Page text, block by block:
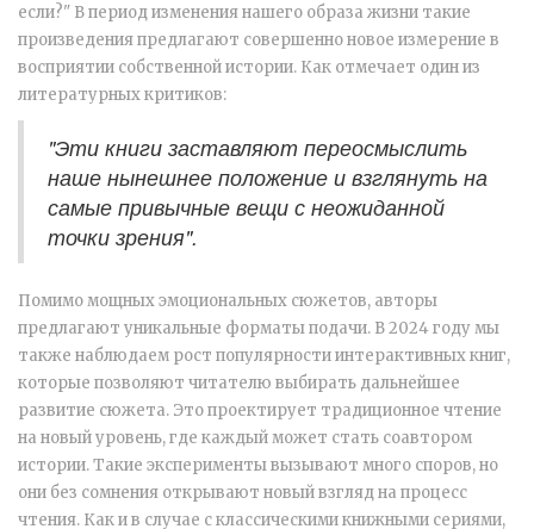
если?" В период изменения нашего образа жизни такие
произведения предлагают совершенно новое измерение в
восприятии собственной истории. Как отмечает один из
литературных критиков:
"Эти книги заставляют переосмыслить
наше нынешнее положение и взглянуть на
самые привычные вещи с неожиданной
точки зрения".
Помимо мощных эмоциональных сюжетов, авторы
предлагают уникальные форматы подачи. В 2024 году мы
также наблюдаем рост популярности интерактивных книг,
которые позволяют читателю выбирать дальнейшее
развитие сюжета. Это проектирует традиционное чтение
на новый уровень, где каждый может стать соавтором
истории. Такие эксперименты вызывают много споров, но
они без сомнения открывают новый взгляд на процесс
чтения. Как и в случае с классическими книжными сериями,